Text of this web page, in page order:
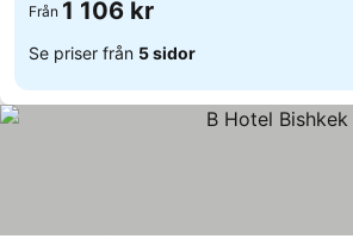
Från 1 106 kr
Se priser från 5 sidor